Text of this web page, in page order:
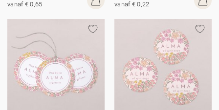
vanaf € 0,65
vanaf € 0,22